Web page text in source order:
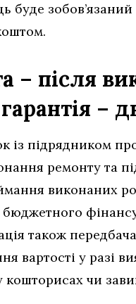
буде зобов’язаний
– після
–
із підрядником
ремонту та
виконаних
бюджетного
також
вартості у разі
кошторисах чи